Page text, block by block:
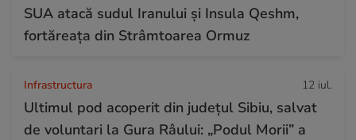
SUA atacă sudul Iranului și Insula Qeshm,
fortăreața din Strâmtoarea Ormuz
Infrastructura 12 iul.
Ultimul pod acoperit din județul Sibiu, salvat
de voluntari la Gura Râului: „Podul Morii” a